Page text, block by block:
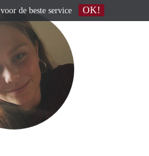
voor de beste service OK!